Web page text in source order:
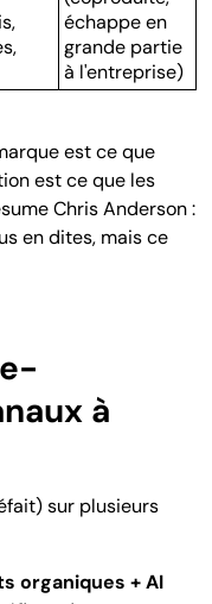
échappe en
grande partie
à l'entreprise)
est ce que
est ce que les
Chris Anderson :
en dites, mais ce
à
sur plusieurs
organiques + AI